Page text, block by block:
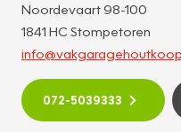
Noordevaart 98-100
1841 HC Stompetoren
072-5039333